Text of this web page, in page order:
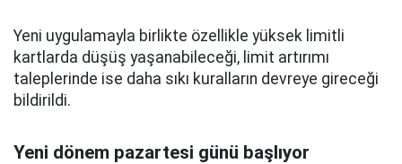
Yeni uygulamayla birlikte özellikle yüksek limitli
kartlarda düşüş yaşanabileceği, limit artırımı
taleplerinde ise daha sıkı kuralların devreye gireceği
bildirildi.
Yeni dönem pazartesi günü başlıyor